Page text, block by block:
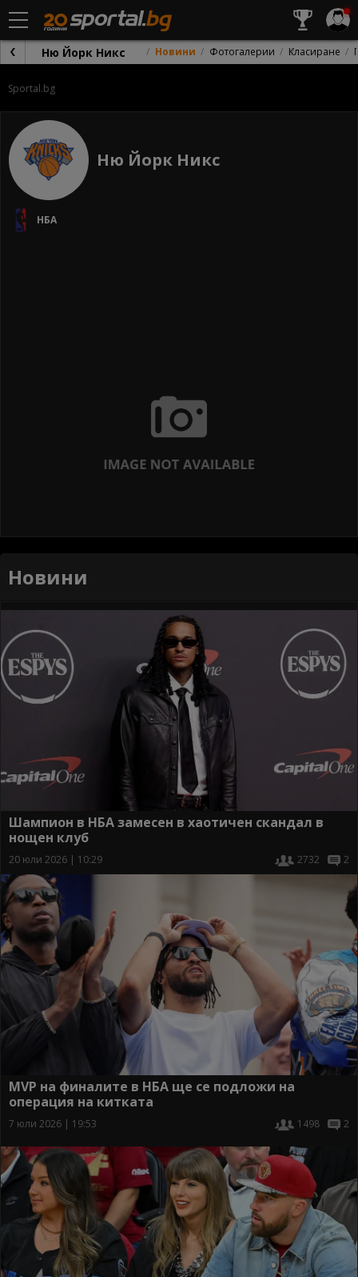
Ню Йорк Никс Новини Фотогалерии Класиране
Sportal.bg
Ню Йорк Никс
НБА
Новини
Шампион в НБА замесен в хаотичен скандал в
нощен клуб
20 юли 2026 | 10:29 2732 2
MVP на финалите в НБА ще се подложи на
операция на китката
7 юли 2026 | 19:53 1498 2